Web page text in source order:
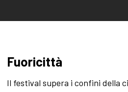
Fuoricittà
Il festival supera i confini della